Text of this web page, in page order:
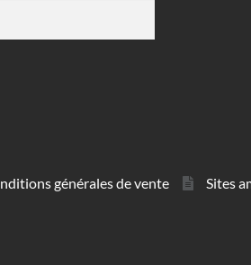
générales de vente
Sites